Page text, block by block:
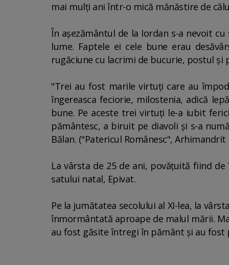
mai mulţi ani într-o mică mănăstire de
În aşezământul de la Iordan s-a nevoit
lume. Faptele ei cele bune erau
rugăciune cu lacrimi de bucurie, postul
"Trei au fost marile virtuţi care au
îngereasca feciorie, milostenia, adică
bune. Pe aceste trei virtuţi le-a iubit
pământesc, a biruit pe diavoli şi s-a
Bălan. ("Patericul Românesc", Arhimandrit
La vârsta de 25 de ani, povăţuită fiind
satului natal, Epivat.
Pe la jumătatea secolului al XI-lea, la
înmormântată aproape de malul mării.
au fost găsite întregi în pământ şi au fost